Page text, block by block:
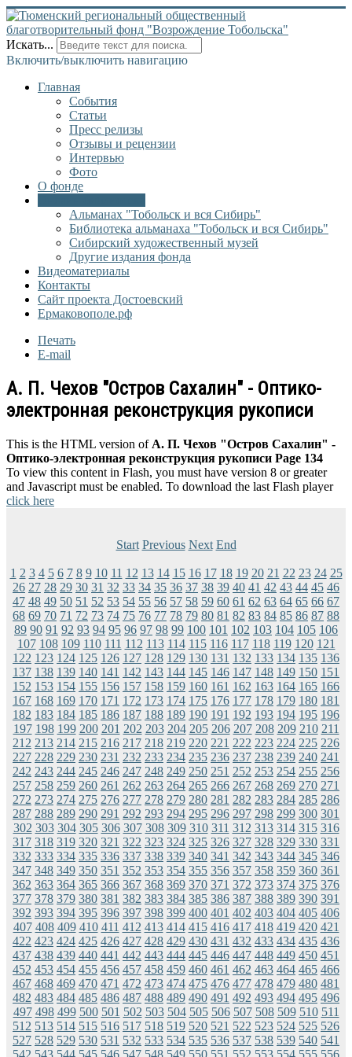
Искать...
Включить/выключить навигацию
Главная
События
Статьи
Пресс релизы
Отзывы и рецензии
Интервью
Фото
О фонде
Альманах "Тобольск и вся Сибирь"
Библиотека альманаха "Тобольск и вся Сибирь"
Сибирский художественный музей
Другие издания фонда
Видеоматериалы
Контакты
Сайт проекта Достоевский
Ермаковополе.рф
Печать
E-mail
А. П. Чехов "Остров Сахалин" - Оптико-
электронная реконструкция рукописи
This is the HTML version of А. П. Чехов "Остров Сахалин" -
Оптико-электронная реконструкция рукописи Page 134
To view this content in Flash, you must have version 8 or greater
and Javascript must be enabled. To download the last Flash player
click here
Start Previous Next End
1 2 3 4 5 6 7 8 9 10 11 12 13 14 15 16 17 18 19 20 21 22 23 24 25
26 27 28 29 30 31 32 33 34 35 36 37 38 39 40 41 42 43 44 45 46
47 48 49 50 51 52 53 54 55 56 57 58 59 60 61 62 63 64 65 66 67
68 69 70 71 72 73 74 75 76 77 78 79 80 81 82 83 84 85 86 87 88
89 90 91 92 93 94 95 96 97 98 99 100 101 102 103 104 105 106
107 108 109 110 111 112 113 114 115 116 117 118 119 120 121
122 123 124 125 126 127 128 129 130 131 132 133 134 135 136
137 138 139 140 141 142 143 144 145 146 147 148 149 150 151
152 153 154 155 156 157 158 159 160 161 162 163 164 165 166
167 168 169 170 171 172 173 174 175 176 177 178 179 180 181
182 183 184 185 186 187 188 189 190 191 192 193 194 195 196
197 198 199 200 201 202 203 204 205 206 207 208 209 210 211
212 213 214 215 216 217 218 219 220 221 222 223 224 225 226
227 228 229 230 231 232 233 234 235 236 237 238 239 240 241
242 243 244 245 246 247 248 249 250 251 252 253 254 255 256
257 258 259 260 261 262 263 264 265 266 267 268 269 270 271
272 273 274 275 276 277 278 279 280 281 282 283 284 285 286
287 288 289 290 291 292 293 294 295 296 297 298 299 300 301
302 303 304 305 306 307 308 309 310 311 312 313 314 315 316
317 318 319 320 321 322 323 324 325 326 327 328 329 330 331
332 333 334 335 336 337 338 339 340 341 342 343 344 345 346
347 348 349 350 351 352 353 354 355 356 357 358 359 360 361
362 363 364 365 366 367 368 369 370 371 372 373 374 375 376
377 378 379 380 381 382 383 384 385 386 387 388 389 390 391
392 393 394 395 396 397 398 399 400 401 402 403 404 405 406
407 408 409 410 411 412 413 414 415 416 417 418 419 420 421
422 423 424 425 426 427 428 429 430 431 432 433 434 435 436
437 438 439 440 441 442 443 444 445 446 447 448 449 450 451
452 453 454 455 456 457 458 459 460 461 462 463 464 465 466
467 468 469 470 471 472 473 474 475 476 477 478 479 480 481
482 483 484 485 486 487 488 489 490 491 492 493 494 495 496
497 498 499 500 501 502 503 504 505 506 507 508 509 510 511
512 513 514 515 516 517 518 519 520 521 522 523 524 525 526
527 528 529 530 531 532 533 534 535 536 537 538 539 540 541
542 543 544 545 546 547 548 549 550 551 552 553 554 555 556